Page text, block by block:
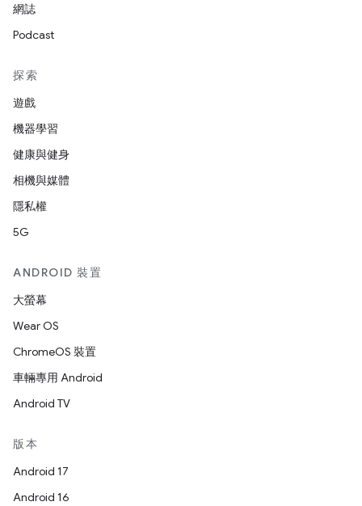
網誌
Podcast
探索
遊戲
機器學習
健康與健身
相機與媒體
隱私權
5G
ANDROID 裝置
大螢幕
Wear OS
ChromeOS 裝置
車輛專用 Android
Android TV
版本
Android 17
Android 16